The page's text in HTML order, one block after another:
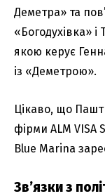
Деметра» та
«Богодухівка»
якою керує
із «Деметрою».
Цікаво, що
фірми ALM VISA
Blue Marina
Зв’язки з